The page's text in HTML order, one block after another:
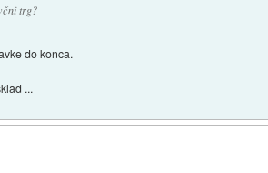
trg?
do konca.
...